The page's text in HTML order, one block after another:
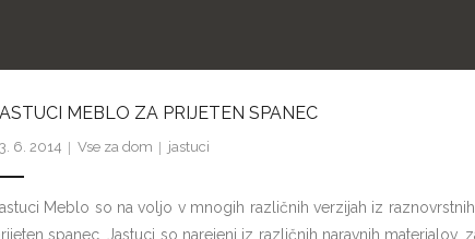
MEBLO ZA PRIJETEN SPANEC
6. 2014 Vse za dom jastuci
Meblo so na voljo v mnogih različnih verzijah iz
spanec. Jastuci so narejeni iz različnih naravnih